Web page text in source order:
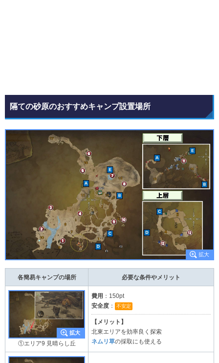
隔ての砂原のおすすめキャンプ設置場所
各簡易キャンプの場所 必要な条件やメリット
①エリア9 見晴らし丘
費用 ：150pt
安全度 ： 不安定
【メリット】
北東エリアを効率良く探索
ネムリ草の採取にも使える